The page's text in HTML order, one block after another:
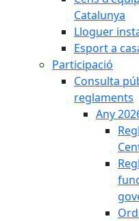
Catalunya
Lloguer
Esport a
Participació
Consulta
reglaments
Any